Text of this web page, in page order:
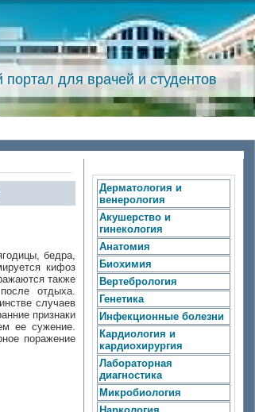
для врачей и студентов
бедра,
кифоз
также
отдыха.
случаев
признаки
ее сужение.
поражение
Дерматология и
венерология
Акушерство и
гинекология
Анатомия
Биохимия
Вертебрология
Генетика
Инфекционные болезни
Кардиология и
кардиохирургия
Лабораторная
диагностика
Микробиология